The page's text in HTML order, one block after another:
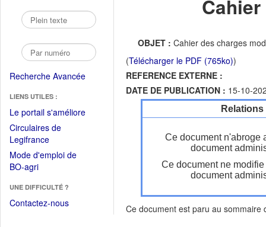
Recherche Avancée
LIENS UTILES :
Le portail s'améliore(Fichier
Circulaires de
Legifrance(Ouvrir
dans
une
fenêtre)
Mode d'emploi de
BO-agri(Ouvrir
une
nouvelle
UNE DIFFICULTÉ ?
Contactez-nous
OBJET : Cahier des charges
(Télécharger le PDF (765ko))
REFERENCE EXTERNE :
DATE DE PUBLICATION : 15-10-
Ce document n'abroge
document
Ce document ne
document
Ce document est paru au sommaire